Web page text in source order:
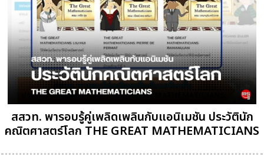
สสวท. พารอบรู้คู่เพลิดเพลินกับแอนิเมชัน ประวัตินัก
คณิตศาสตร์โลก THE GREAT MATHEMATICIANS